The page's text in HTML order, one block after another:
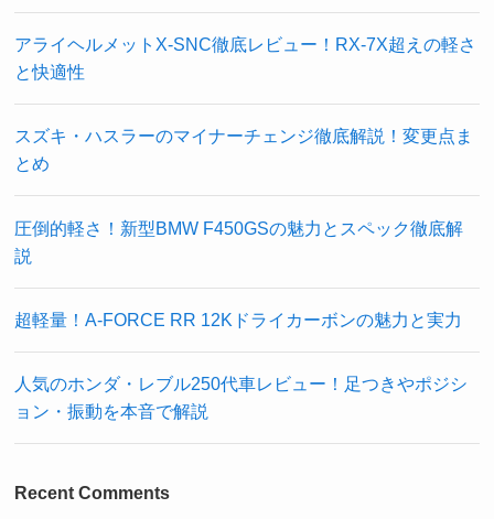
アライヘルメットX-SNC徹底レビュー！RX-7X超えの軽さ
と快適性
スズキ・ハスラーのマイナーチェンジ徹底解説！変更点ま
とめ
圧倒的軽さ！新型BMW F450GSの魅力とスペック徹底解
説
超軽量！A-FORCE RR 12Kドライカーボンの魅力と実力
人気のホンダ・レブル250代車レビュー！足つきやポジシ
ョン・振動を本音で解説
Recent Comments